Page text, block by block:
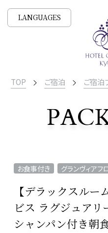
LANGUAGES
TOP ご宿泊 ご宿泊
【デラックスルー
ビス ラグジュア
シャンパン付き朝
お食事付き グランヴィアフ